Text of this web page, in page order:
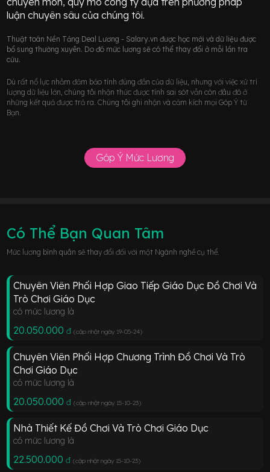
luận chuyên sâu của chúng tôi.
Thuật toán Nền Tảng Deal Lương - Salary.vn được học mới và dữ liệu được
bổ sung thường xuyên. Do đó mức lương sẽ có thể thay đổi ở mỗi lần tra
cứu.
Dù rất nổ lực nhằm đảm bảo tính đúng đắn của dữ liệu, nhưng với việc xử trí
lượng dữ liệu lớn, chúng tôi nhận thức được tính sai sót vẫn còn đâu đó ở
những kết quả được trả ra. Chúng tôi ghi nhận và cảm kích mọi Góp Ý từ
Bạn.
Góp Ý Mức Lương
Có Thể Bạn Quan Tâm
Mức lương bình quân sẽ thay đổi đối với một Ngành nghề cụ thể.
Chuyên Viên Phối Hợp Giao Tiếp Giáo Dục Đồ Chơi Và
Trò Chơi Giáo Dục
có mức lương là
20.050.000 đ (cập nhật ngày 19-05-24)
Chuyên Viên Phối Hợp Chương Trình Đồ Chơi Và Trò
Chơi Giáo Dục
có mức lương là
20.050.000 đ (cập nhật ngày 15-10-23)
Nhà Thiết Kế Đồ Chơi Và Trò Chơi Giáo Dục
có mức lương là
22.500.000 đ (cập nhật ngày 15-10-23)